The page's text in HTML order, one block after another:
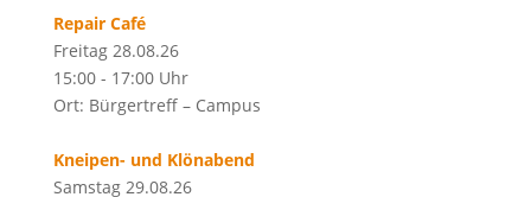
Repair Café
Freitag 28.08.26
15:00 - 17:00 Uhr
Ort: Bürgertreff – Campus
Kneipen- und Klönabend
Samstag 29.08.26